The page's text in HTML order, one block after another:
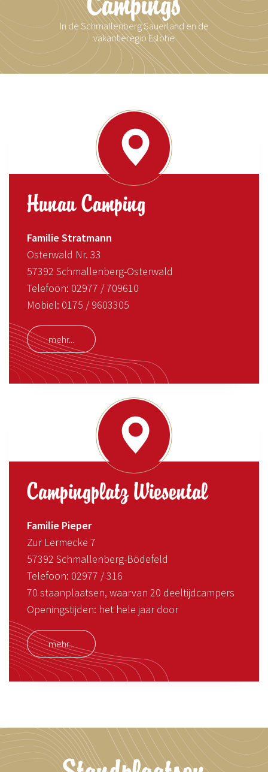
In de Schmallenberg Sauerland en de
vakantieregio Eslohe
Hunau Camping
Familie Stratmann
Osterwald Nr. 33
57392 Schmallenberg-Osterwald
Telefoon: 02977 / 709610
Mobiel: 0175 / 9603305
mehr...
Campingplatz Wiesental
Familie Pieper
Zur Lermecke 7
57392 Schmallenberg-Bödefeld
Telefoon: 02977 / 316
70 staanplaatsen, waarvan 20 deeltijdcampers
Openingstijden: het hele jaar door
mehr...